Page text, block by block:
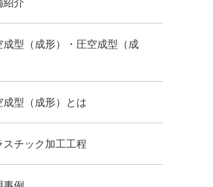
紹介
成型（成形）・圧空成型（成
成型（成形）とは
スチック加工工程